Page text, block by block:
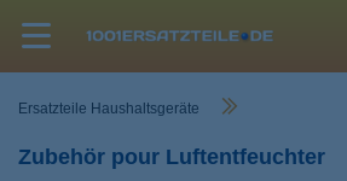
Ersatzteile Haushaltsgeräte
Zubehör pour Luftentfeuchter